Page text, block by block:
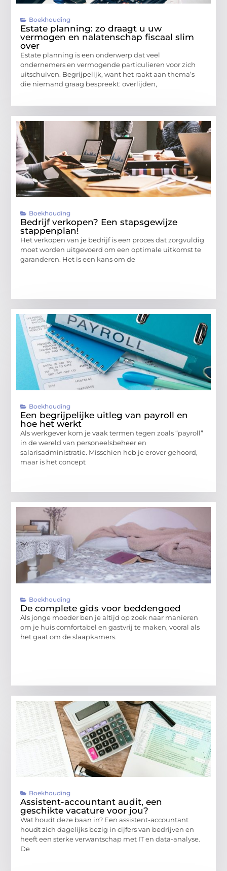
Boekhouding
Estate planning: zo draagt u uw
vermogen en nalatenschap fiscaal slim
over
Estate planning is een onderwerp dat veel
ondernemers en vermogende particulieren voor zich
uitschuiven. Begrijpelijk, want het raakt aan thema’s
die niemand graag bespreekt: overlijden,
Boekhouding
Bedrijf verkopen? Een stapsgewijze
stappenplan!
Het verkopen van je bedrijf is een proces dat zorgvuldig
moet worden uitgevoerd om een optimale uitkomst te
garanderen. Het is een kans om de
Boekhouding
Een begrijpelijke uitleg van payroll en
hoe het werkt
Als werkgever kom je vaak termen tegen zoals “payroll”
in de wereld van personeelsbeheer en
salarisadministratie. Misschien heb je erover gehoord,
maar is het concept
Boekhouding
De complete gids voor beddengoed
Als jonge moeder ben je altijd op zoek naar manieren
om je huis comfortabel en gastvrij te maken, vooral als
het gaat om de slaapkamers.
Boekhouding
Assistent-accountant audit, een
geschikte vacature voor jou?
Wat houdt deze baan in? Een assistent-accountant
houdt zich dagelijks bezig in cijfers van bedrijven en
heeft een sterke verwantschap met IT en data-analyse.
De